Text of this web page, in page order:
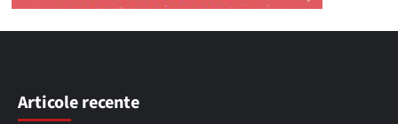
Articole recente